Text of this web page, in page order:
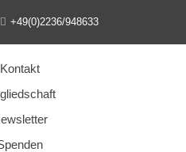
+49(0)2236/948633
Kontakt